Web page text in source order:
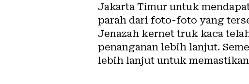
Jakarta Timur untuk
parah dari foto-foto yang
Jenazah kernet truk kaca
penanganan lebih lanjut.
lebih lanjut untuk